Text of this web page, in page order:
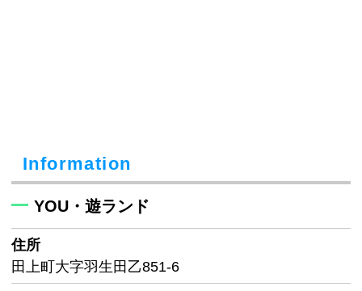
Information
YOU・遊ランド
住所
田上町大字羽生田乙851-6